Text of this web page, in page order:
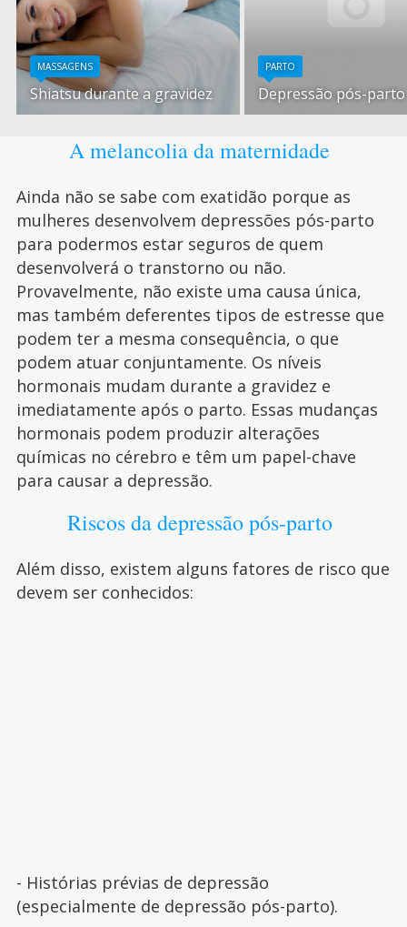
MASSAGENS
Shiatsu durante a gravidez
PARTO
Depressão pós-parto
A melancolia da maternidade
Ainda não se sabe com exatidão porque as
mulheres desenvolvem depressões pós-parto
para podermos estar seguros de quem
desenvolverá o transtorno ou não.
Provavelmente, não existe uma causa única,
mas também deferentes tipos de estresse que
podem ter a mesma consequência, o que
podem atuar conjuntamente. Os níveis
hormonais mudam durante a gravidez e
imediatamente após o parto. Essas mudanças
hormonais podem produzir alterações
químicas no cérebro e têm um papel-chave
para causar a depressão.
Riscos da depressão pós-parto
Além disso, existem alguns fatores de risco que
devem ser conhecidos:
- Histórias prévias de depressão
(especialmente de depressão pós-parto).